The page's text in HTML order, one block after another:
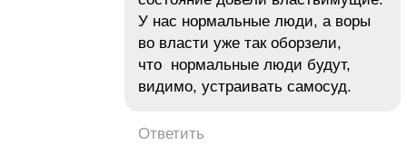
У нас нормальные люди, а воры
во власти уже так оборзели,
что нормальные люди будут,
видимо, устраивать самосуд.
Ответить